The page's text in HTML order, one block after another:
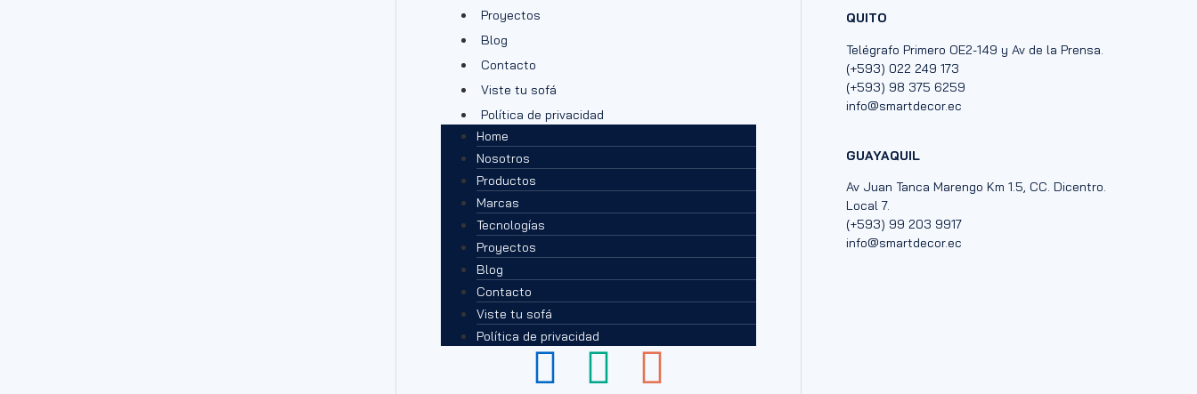
Proyectos
Blog
Contacto
Viste tu sofá
Política de privacidad
Home
Nosotros
Productos
Marcas
Tecnologías
Proyectos
Blog
Contacto
Viste tu sofá
Política de privacidad
QUITO
Telégrafo Primero OE2-149 y Av de la Prensa.
(+593) 022 249 173
(+593) 98 375 6259
info@smartdecor.ec
GUAYAQUIL
Av Juan Tanca Marengo Km 1.5, CC. Dicentro.
Local 7.
(+593) 99 203 9917
info@smartdecor.ec